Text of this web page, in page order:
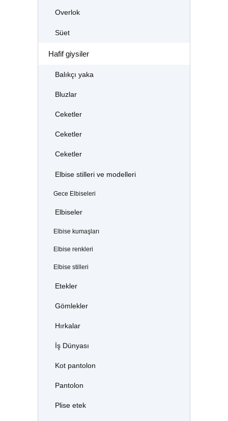
Overlok
Süet
Hafif giysiler
Balıkçı yaka
Bluzlar
Ceketler
Ceketler
Ceketler
Elbise stilleri ve modelleri
Gece Elbiseleri
Elbiseler
Elbise kumaşları
Elbise renkleri
Elbise stilleri
Etekler
Gömlekler
Hırkalar
İş Dünyası
Kot pantolon
Pantolon
Plise etek